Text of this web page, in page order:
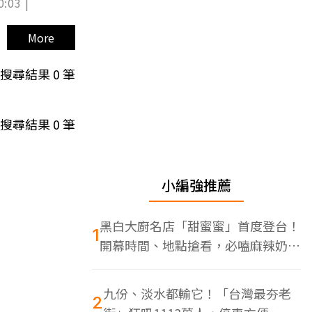
More
搜尋結果0筆
搜尋結果0筆
小編強推薦
1黑白大廚名店「甜蜜蜜」首度登台！
開幕時間、地點搶看，必嗑麻辣奶油
蝦
2九份、淡水都輸它！「台灣最夯老